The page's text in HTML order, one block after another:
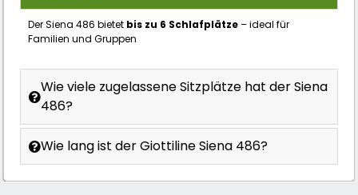
Der Siena 486 bietet bis zu 6 Schlafplätze– ideal für
Familien und Gruppen
Wie viele zugelassene Sitzplätze hat der Siena
486?
Wie lang ist der Giottiline Siena 486?